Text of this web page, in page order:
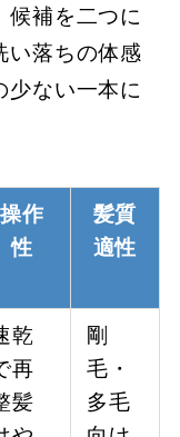
候補を二つに
い落ちの体感
少ない一本に
操作
性
髪質
適性
乾
再
髪
剛
毛・
多毛